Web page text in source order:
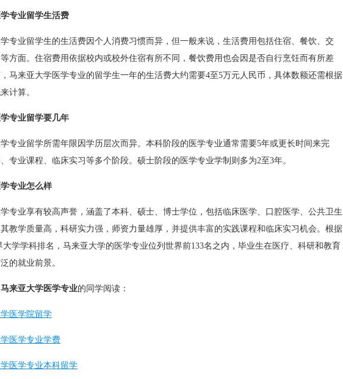
专业留学生活费
专业留学生的生活费因个人消费习惯而异，但一般来说，生活费用包括住宿、餐饮、交
方面。住宿费用依据校内或校外住宿有所不同，餐饮费用也会因是否自行烹饪而有所差
马来亚大学医学专业的留学生一年的生活费大约需要4至5万元人民币，具体数额还需根据
计算。
专业留学要几年
专业留学所需年限因学历层次而异。本科阶段的医学专业通常需要5年或更长时间来完
专业课程、临床实习等多个阶段。硕士阶段的医学专业学制则多为2至3年。
专业怎么样
专业享有较高声誉，涵盖了本科、硕士、博士学位，包括临床医学、口腔医学、公共卫生
教学质量高，科研实力强，师资力量雄厚，并提供丰富的实践课程和临床实习机会。根据
大学学科排名，马来亚大学的医学专业位列世界前133名之内，毕业生在医疗、科研和教育
的就业前景。
马来亚大学医学专业的同学阅读：
医学院留学
医学专业学费
医学专业本科留学